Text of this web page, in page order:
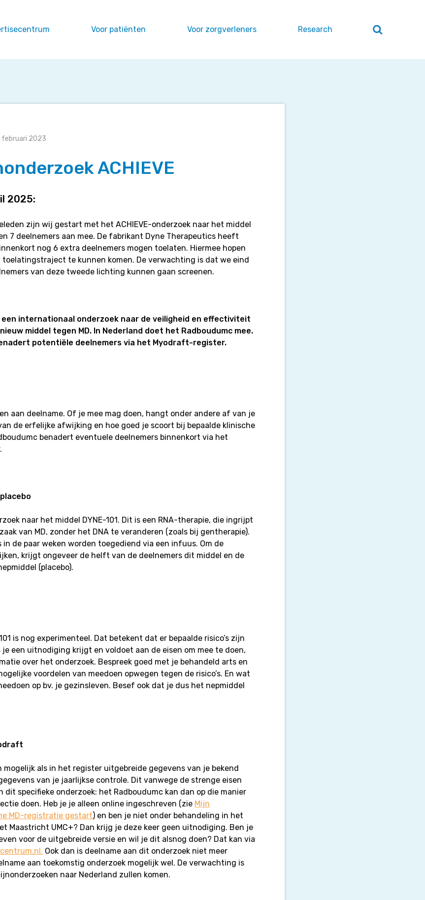
Voor patiënten Voor zorgverleners Research Zoeken
sluiten
februari 2023
ACHIEVE
2025:
zijn wij gestart met het ACHIEVE-onderzoek naar het middel
7 deelnemers aan mee. De fabrikant Dyne Therapeutics heeft
nog 6 extra deelnemers mogen toelaten. Hiermee hopen
toelatingstraject te kunnen komen. De verwachting is dat we eind
van deze tweede lichting kunnen gaan screenen.
internationaal onderzoek naar de veiligheid en effectiviteit
middel tegen MD. In Nederland doet het Radboudumc mee.
potentiële deelnemers via het Myodraft-register.
aan deelname. Of je mee mag doen, hangt onder andere af van je
de erfelijke afwijking en hoe goed je scoort bij bepaalde klinische
benadert eventuele deelnemers binnenkort via het
naar het middel DYNE-101. Dit is een RNA-therapie, die ingrijpt
van MD, zonder het DNA te veranderen (zoals bij gentherapie).
in de paar weken worden toegediend via een infuus. Om de
krijgt ongeveer de helft van de deelnemers dit middel en de
(placebo).
is nog experimenteel. Dat betekent dat er bepaalde risico’s zijn
je een uitnodiging krijgt en voldoet aan de eisen om mee te doen,
over het onderzoek. Bespreek goed met je behandeld arts en
voordelen van meedoen opwegen tegen de risico’s. En wat
op bv. je gezinsleven. Besef ook dat je dus het nepmiddel
mogelijk als in het register uitgebreide gegevens van je bekend
van je jaarlijkse controle. Dit vanwege de strenge eisen
dit specifieke onderzoek: het Radboudumc kan dan op die manier
doen. Heb je je alleen online ingeschreven (zie Mijn
MD-registratie gestart) en ben je niet onder behandeling in het
Maastricht UMC+? Dan krijg je deze keer geen uitnodiging. Ben je
voor de uitgebreide versie en wil je dit alsnog doen? Dat kan via
Ook dan is deelname aan dit onderzoek niet meer
aan toekomstig onderzoek mogelijk wel. De verwachting is
naar Nederland zullen komen.